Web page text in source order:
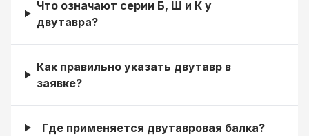
Что означают серии Б, Ш и К у
двутавра?
Как правильно указать двутавр в
заявке?
Где применяется двутавровая балка?